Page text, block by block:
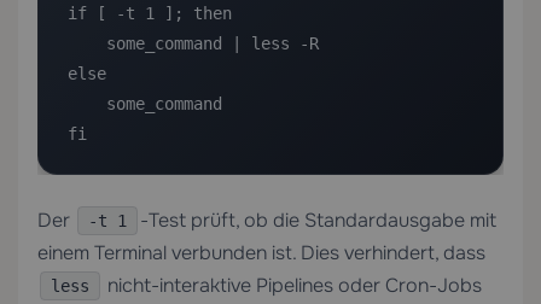
if [ -t 1 ]; then
else
fi
Der -t 1
-Test prüft, ob die Standardausgabe mit
einem Terminal verbunden ist. Dies verhindert, dass
less
nicht-interaktive Pipelines oder Cron-Jobs